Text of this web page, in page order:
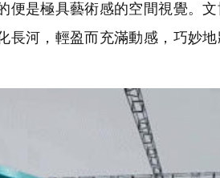
是極具藝術感的空間視覺。
長河，輕盈而充滿動感，巧妙